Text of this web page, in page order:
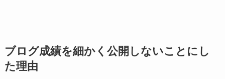
ブログ成績を細かく公開しないことにし
た理由